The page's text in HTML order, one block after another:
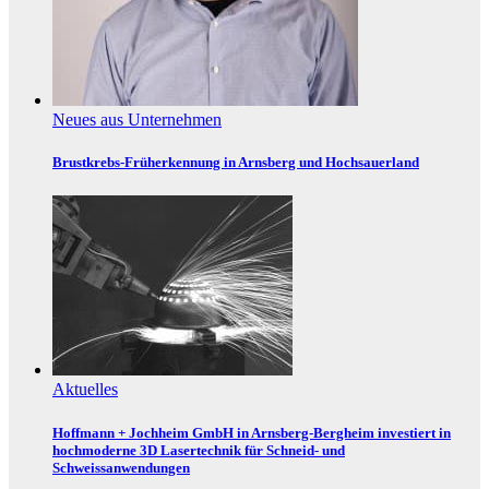
Neues aus Unternehmen
Brustkrebs-Früherkennung in Arnsberg und Hochsauerland
Aktuelles
Hoffmann + Jochheim GmbH in Arnsberg-Bergheim investiert in
hochmoderne 3D Lasertechnik für Schneid- und
Schweissanwendungen